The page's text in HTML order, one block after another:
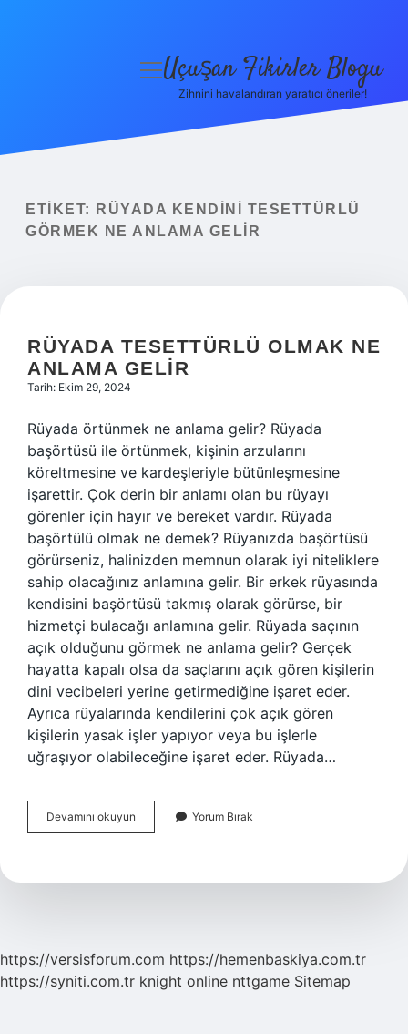
Yasal Uyarı
menüyü
Uçuşan Fikirler Blogu
Zihnini havalandıran yaratıcı öneriler!
ETIKET:
RÜYADA KENDINI TESETTÜRLÜ
GÖRMEK NE ANLAMA GELIR
RÜYADA TESETTÜRLÜ OLMAK NE
ANLAMA GELIR
Tarih: Ekim 29, 2024
Rüyada örtünmek ne anlama gelir? Rüyada
başörtüsü ile örtünmek, kişinin arzularını
köreltmesine ve kardeşleriyle bütünleşmesine
işarettir. Çok derin bir anlamı olan bu rüyayı
görenler için hayır ve bereket vardır. Rüyada
başörtülü olmak ne demek? Rüyanızda başörtüsü
görürseniz, halinizden memnun olarak iyi niteliklere
sahip olacağınız anlamına gelir. Bir erkek rüyasında
kendisini başörtüsü takmış olarak görürse, bir
hizmetçi bulacağı anlamına gelir. Rüyada saçının
açık olduğunu görmek ne anlama gelir? Gerçek
hayatta kapalı olsa da saçlarını açık gören kişilerin
dini vecibeleri yerine getirmediğine işaret eder.
Ayrıca rüyalarında kendilerini çok açık gören
kişilerin yasak işler yapıyor veya bu işlerle
uğraşıyor olabileceğine işaret eder. Rüyada…
Devamını okuyun
Tesettürlü
Anlama
Yorum Bırak
https://versisforum.com https://hemenbaskiya.com.tr
https://syniti.com.tr knight online nttgame Sitemap